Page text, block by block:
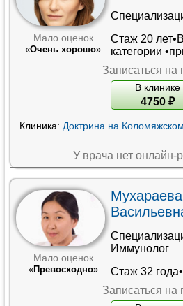
Мало оценок
«Очень хорошо»
Стаж 20 лет•
категории
Записаться на
В клинике
4750 ₽
Клиника: Доктрина на
У врача нет онлайн-
Мало оценок
«Превосходно»
Иммунолог
Стаж 32
Записаться на